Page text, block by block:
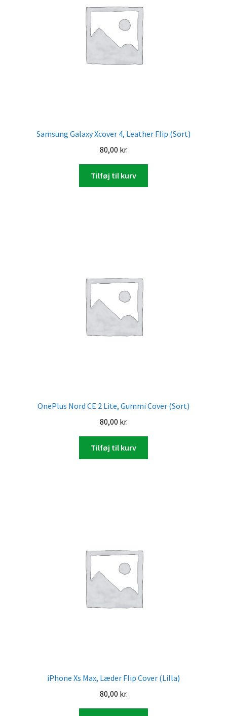
Samsung Galaxy Xcover 4, Leather Flip (Sort)
80,00 kr.
Tilføj til kurv
OnePlus Nord CE 2 Lite, Gummi Cover (Sort)
80,00 kr.
Tilføj til kurv
iPhone Xs Max, Læder Flip Cover (Lilla)
80,00 kr.